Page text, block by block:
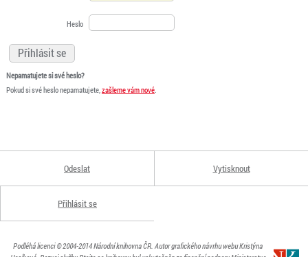
Heslo
Nepamatujete si své heslo?
Pokud si své heslo nepamatujete,zašleme vám nové.
Odeslat Vytisknout
Přihlásit se
Podléhá licenci© 2004-2014Národní knihovna ČR. Autor grafického návrhu webu Kristýna